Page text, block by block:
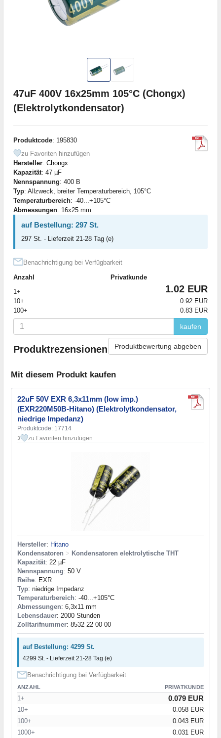
47uF 400V 16x25mm 105°C (Chongx)
(Elektrolytkondensator)
Produktcode: 195830
zu Favoriten hinzufügen
Hersteller: Chongx
Kapazität: 47 µF
Nennspannung: 400 В
Typ: Allzweck, breiter Temperaturbereich, 105°C
Temperaturbereich: -40...+105°C
Abmessungen: 16x25 mm
auf Bestellung: 297 St.
297 St. - Lieferzeit 21-28 Tag (e)
Benachrichtigung bei Verfügbarkeit
Anzahl
Privatkunde
1+
1.02 EUR
10+
0.92 EUR
100+
0.83 EUR
kaufen
Produktrezensionen Produktbewertung abgeben
Mit diesem Produkt kaufen
22uF 50V EXR 6,3x11mm (low imp.)
(EXR220M50B-Hitano) (Elektrolytkondensator,
niedrige Impedanz)
Produktcode: 17714
3 zu Favoriten hinzufügen
Hersteller: Hitano
Kondensatoren > Kondensatoren elektrolytische THT
Kapazität: 22 µF
Nennspannung: 50 V
Reihe: EXR
Typ: niedrige Impedanz
Temperaturbereich: -40...+105°C
Abmessungen: 6,3x11 mm
Lebensdauer: 2000 Stunden
Zolltarifnummer: 8532 22 00 00
auf Bestellung: 4299 St.
4299 St. - Lieferzeit 21-28 Tag (e)
Benachrichtigung bei Verfügbarkeit
ANZAHL PRIVATKUNDE
1+ 0.079 EUR
10+
0.058 EUR
100+
0.043 EUR
1000+
0.031 EUR